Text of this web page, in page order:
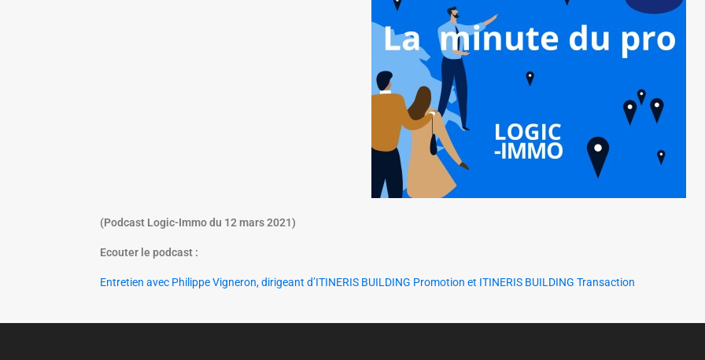
(Podcast Logic-Immo du 12 mars 2021)
Ecouter le podcast :
Entretien avec Philippe Vigneron, dirigeant d’ITINERIS BUILDING Promotion et ITINERIS BUILDING Transaction